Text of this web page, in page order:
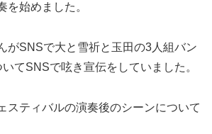
を始めました。
がSNSで大と雪祈と玉田の3人組バン
てSNSで呟き宣伝をしていました。
スティバルの演奏後のシーンについて